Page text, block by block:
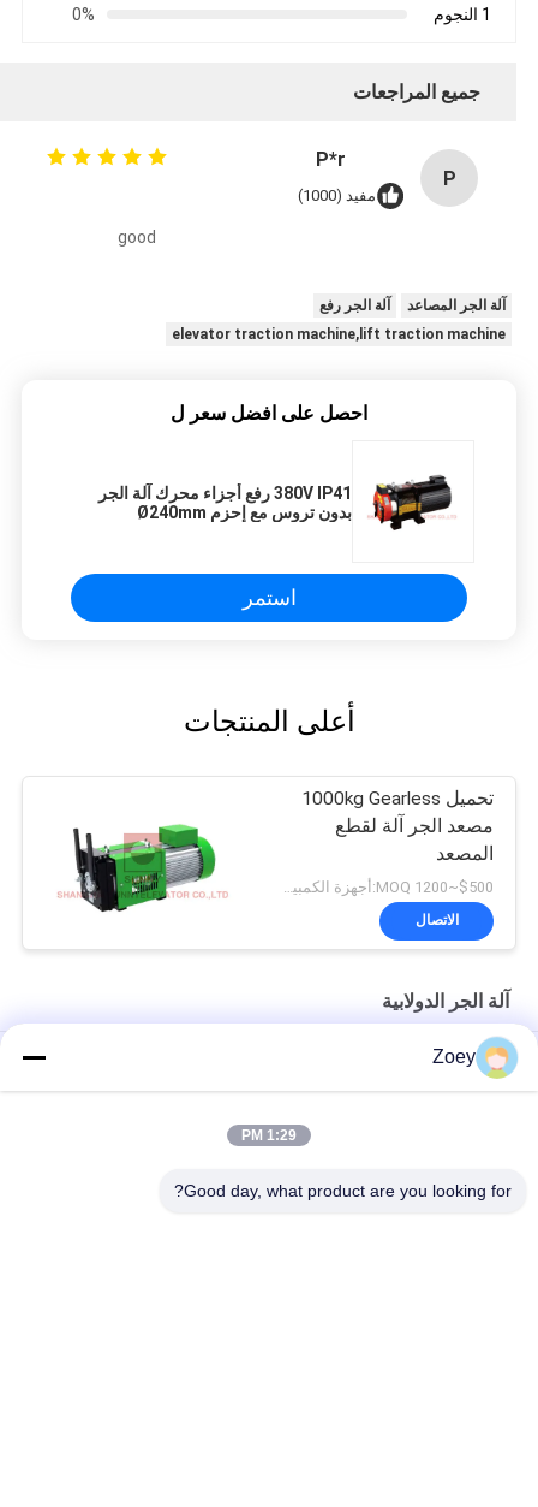
1 النجوم
0%
جميع المراجعات
P
P*r
مفيد (1000)
good
آلة الجر المصاعد
آلة الجر رفع
elevator traction machine,lift traction machine
احصل على افضل سعر ل
380V IP41 رفع أجزاء محرك آلة الجر
بدون تروس مع إحزم Ø240mm
استمر
أعلى المنتجات
تحميل 1000kg Gearless
مصعد الجر آلة لقطع
المصعد
$500~1200 MOQ:أجهزة الكمبيوتر 1
الاتصال
آلة الجر الدولابية
المغناطيس الدائم متزامن المصعد آلة الجر 1600kg قطع غيار السيارات
الفرامل لقطع غيار المصاعد
Zoey
1:29 PM
Good day, what product are you looking for?